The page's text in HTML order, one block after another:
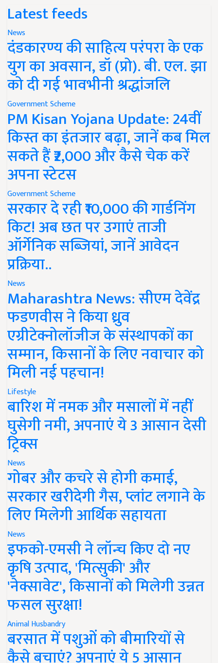
Latest feeds
News
दंडकारण्य की साहित्य परंपरा के एक
युग का अवसान, डॉ (प्रो). बी. एल. झा
को दी गई भावभीनी श्रद्धांजलि
Government Scheme
PM Kisan Yojana Update: 24वीं
किस्त का इंतजार बढ़ा, जानें कब मिल
सकते हैं ₹2,000 और कैसे चेक करें
अपना स्टेटस
Government Scheme
सरकार दे रही ₹10,000 की गार्डनिंग
किट! अब छत पर उगाएं ताजी
ऑर्गेनिक सब्जियां, जानें आवेदन
प्रक्रिया..
News
Maharashtra News: सीएम देवेंद्र
फडणवीस ने किया ध्रुव
एग्रीटेक्नोलॉजीज के संस्थापकों का
सम्मान, किसानों के लिए नवाचार को
मिली नई पहचान!
Lifestyle
बारिश में नमक और मसालों में नहीं
घुसेगी नमी, अपनाएं ये 3 आसान देसी
ट्रिक्स
News
गोबर और कचरे से होगी कमाई,
सरकार खरीदेगी गैस, प्लांट लगाने के
लिए मिलेगी आर्थिक सहायता
News
इफको-एमसी ने लॉन्च किए दो नए
कृषि उत्पाद, 'मित्सुकी' और
'नेक्सावेट', किसानों को मिलेगी उन्नत
फसल सुरक्षा!
Animal Husbandry
बरसात में पशुओं को बीमारियों से
कैसे बचाएं? अपनाएं ये 5 आसान